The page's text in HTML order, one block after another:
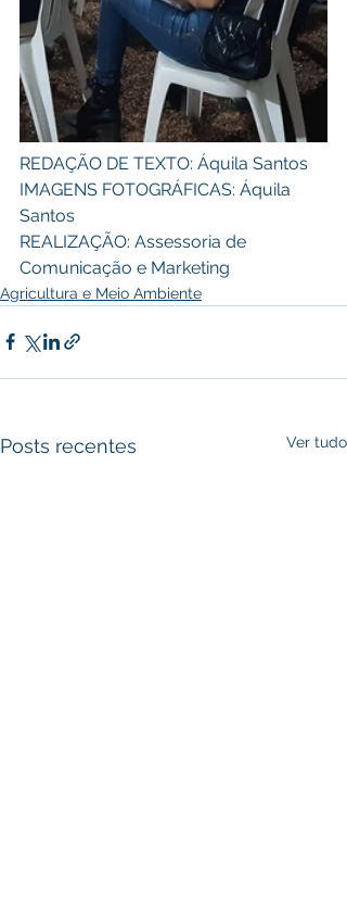
REDAÇÃO DE TEXTO: Áquila Santos
IMAGENS FOTOGRÁFICAS: Áquila
Santos
REALIZAÇÃO: Assessoria de
Comunicação e Marketing
Agricultura e Meio Ambiente
Posts recentes Ver tudo